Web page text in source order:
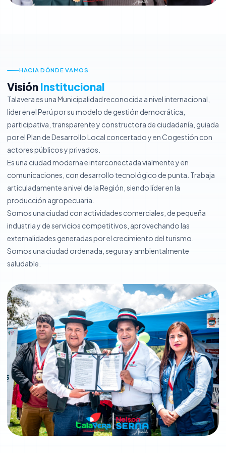
Gestión Ambiental y Servicios Municipales
Desarrollo Económico Social
Oficinas generales
Atención al Ciudadano y Gestión Documentaria
Administración
Recursos Humanos
Planeamiento y Presupuesto
Asesoría Jurídica
Empresa Aguas de Talavera
HACIA DÓNDE VAMOS
VisiónInstitucional
Talavera es una Municipalidad reconocida a nivel internacional,
líder en el Perú por su modelo de gestión democrática,
participativa, transparente y constructora de ciudadanía, guiada
por el Plan de Desarrollo Local concertado y en Cogestión con
actores públicos y privados.
Es una ciudad moderna e interconectada vialmente y en
comunicaciones, con desarrollo tecnológico de punta. Trabaja
articuladamente a nivel de la Región, siendo líder en la
producción agropecuaria.
Somos una ciudad con actividades comerciales, de pequeña
industria y de servicios competitivos, aprovechando las
externalidades generadas por el crecimiento del turismo.
Somos una ciudad ordenada, segura y ambientalmente
saludable.